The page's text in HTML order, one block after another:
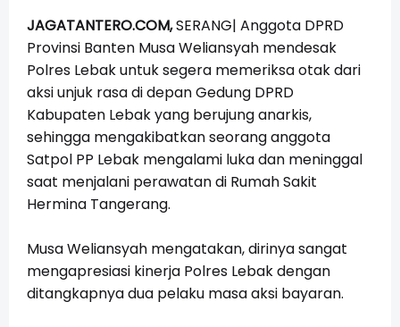
JAGATANTERO.COM,SERANG| Anggota DPRD
Provinsi Banten Musa Weliansyah mendesak
Polres Lebak untuk segera memeriksa otak dari
aksi unjuk rasa di depan Gedung DPRD
Kabupaten Lebak yang berujung anarkis,
sehingga mengakibatkan seorang anggota
Satpol PP Lebak mengalami luka dan meninggal
saat menjalani perawatan di Rumah Sakit
Hermina Tangerang.
Musa Weliansyah mengatakan, dirinya sangat
mengapresiasi kinerja Polres Lebak dengan
ditangkapnya dua pelaku masa aksi bayaran.